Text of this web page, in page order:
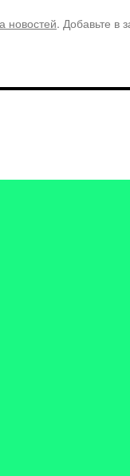
новостей. Добавьте в